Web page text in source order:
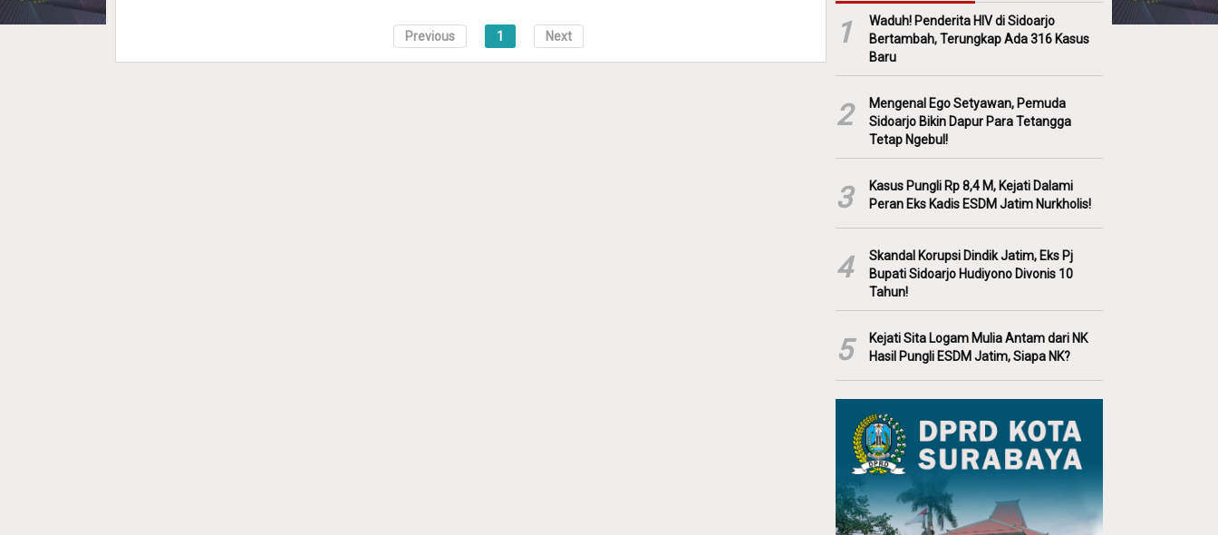
Previous 1 Next 1
Waduh! Penderita HIV di Sidoarjo
Bertambah, Terungkap Ada 316 Kasus
Baru
2
Mengenal Ego Setyawan, Pemuda
Sidoarjo Bikin Dapur Para Tetangga
Tetap Ngebul!
3
Kasus Pungli Rp 8,4 M, Kejati Dalami
Peran Eks Kadis ESDM Jatim Nurkholis!
4
Skandal Korupsi Dindik Jatim, Eks Pj
Bupati Sidoarjo Hudiyono Divonis 10
Tahun!
5
Kejati Sita Logam Mulia Antam dari NK
Hasil Pungli ESDM Jatim, Siapa NK?